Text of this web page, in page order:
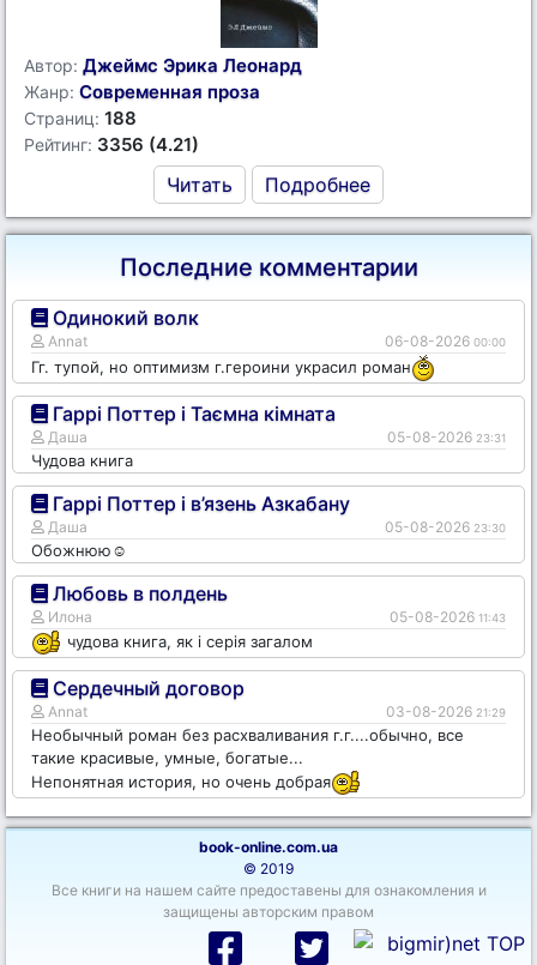
Автор: Джеймс Эрика Леонард
Жанр: Современная проза
Страниц: 188
Рейтинг: 3356 (4.21)
Читать Подробнее
Последние комментарии
Одинокий волк
Annat 06-08-2026 00:00
Гг. тупой, но оптимизм г.героини украсил роман
Гаррі Поттер і Таємна кімната
Даша 05-08-2026 23:31
Чудова книга
Гаррі Поттер і в’язень Азкабану
Даша 05-08-2026 23:30
Обожнюю☺️
Любовь в полдень
Илона 05-08-2026 11:43
чудова книга, як і серія загалом
Сердечный договор
Annat 03-08-2026 21:29
Необычный роман без расхваливания г.г....обычно, все
такие красивые, умные, богатые...
Непонятная история, но очень добрая
book-online.com.ua
© 2019
Все книги на нашем сайте предоставены для ознакомления и
защищены авторским правом